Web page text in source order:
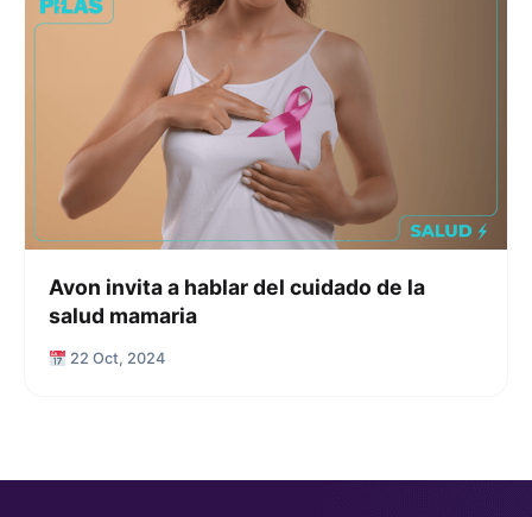
Avon invita a hablar del cuidado de la
salud mamaria
22 Oct, 2024